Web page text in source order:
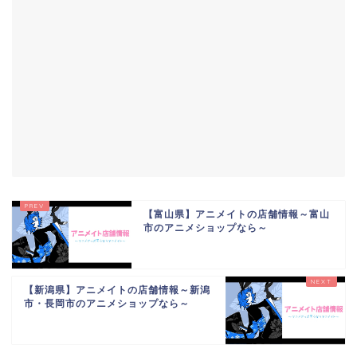
【富山県】アニメイトの店舗情報～富山
市のアニメショップなら～
【新潟県】アニメイトの店舗情報～新潟
市・長岡市のアニメショップなら～